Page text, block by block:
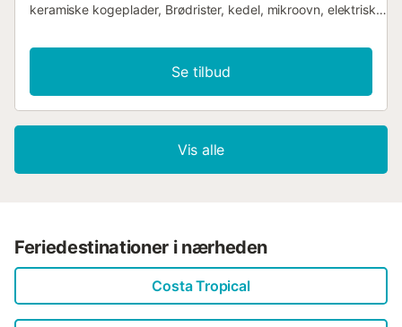
keramiske kogeplader, Brødrister, kedel, mikroovn, elektrisk
værelse, alle værelser med 1 fransk seng (150 cm, længde 190
brus/WC, klimaanlæg og varmluft opvarming. 2. Overetage: 1
værelse med 1 x 2 køjesenge (90 cm, længde 190 cm), 1
(140 cm, længde 190 cm), klimaanlæg og varmluft opvarming.
højstol, barneseng til 3 år, hårtørrer. Internet (trådløs LAN
gratis). Bemærk venligst: ikke-ryger hus. VUT/GR/14473
Se tilbud
Vis alle
Feriedestinationer i nærheden
Costa Tropical